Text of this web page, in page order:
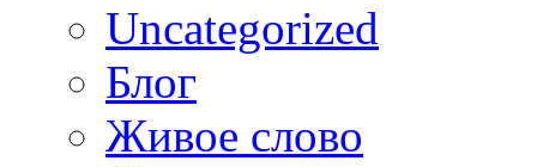
Uncategorized
Блог
Живое слово